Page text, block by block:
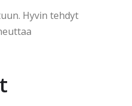
Hyvin tehdyt